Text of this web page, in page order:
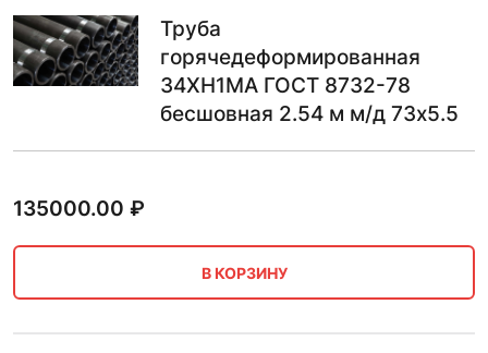
Труба
горячедеформированная
34ХН1МА ГОСТ 8732-78
бесшовная 2.54 м м/д 73х5.5
135000.00 ₽
В КОРЗИНУ